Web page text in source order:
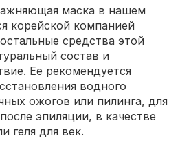
маска в нашем
корейской компанией
средства этой
состав и
Ее рекомендуется
водного
ожогов или пилинга, для
эпиляции, в качестве
геля для век.